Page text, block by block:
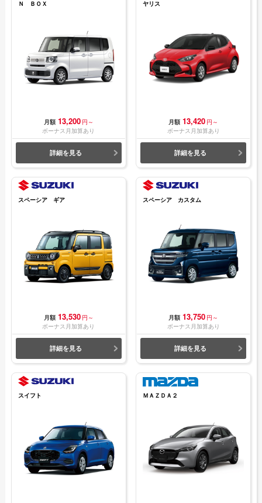
Ｎ ＢＯＸ
月額 13,200 円～
ボーナス月加算あり
詳細を見る
ヤリス
月額 13,420 円～
ボーナス月加算あり
詳細を見る
スペーシア ギア
月額 13,530 円～
ボーナス月加算あり
詳細を見る
スペーシア カスタム
月額 13,750 円～
ボーナス月加算あり
詳細を見る
スイフト ＭＡＺＤＡ２